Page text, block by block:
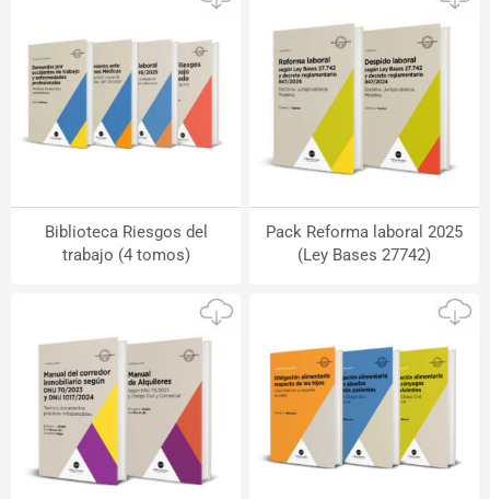
Biblioteca Riesgos del
trabajo (4 tomos)
Pack Reforma laboral 2025
(Ley Bases 27742)